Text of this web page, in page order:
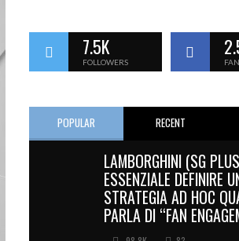
7.5K
FOLLOWERS
POPULAR RECENT
LAMBORGHINI (SG
ESSENZIALE DEFINIRE
STRATEGIA AD HOC
PARLA DI “FAN